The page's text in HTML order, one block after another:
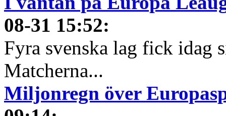
08-31 15:52:
Fyra svenska lag fick idag
Matcherna...
Miljonregn över